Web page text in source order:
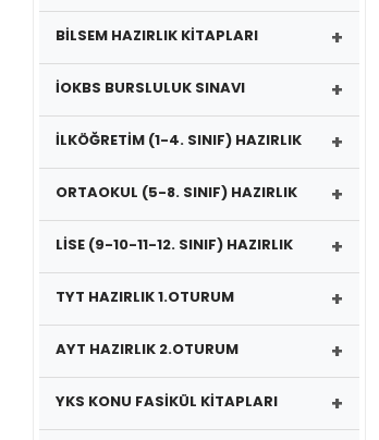
BİLSEM HAZIRLIK KİTAPLARI +
İOKBS BURSLULUK SINAVI +
İLKÖĞRETİM (1-4. SINIF) HAZIRLIK +
ORTAOKUL (5-8. SINIF) HAZIRLIK +
LİSE (9-10-11-12. SINIF) HAZIRLIK +
TYT HAZIRLIK 1.OTURUM +
AYT HAZIRLIK 2.OTURUM +
YKS KONU FASİKÜL KİTAPLARI +